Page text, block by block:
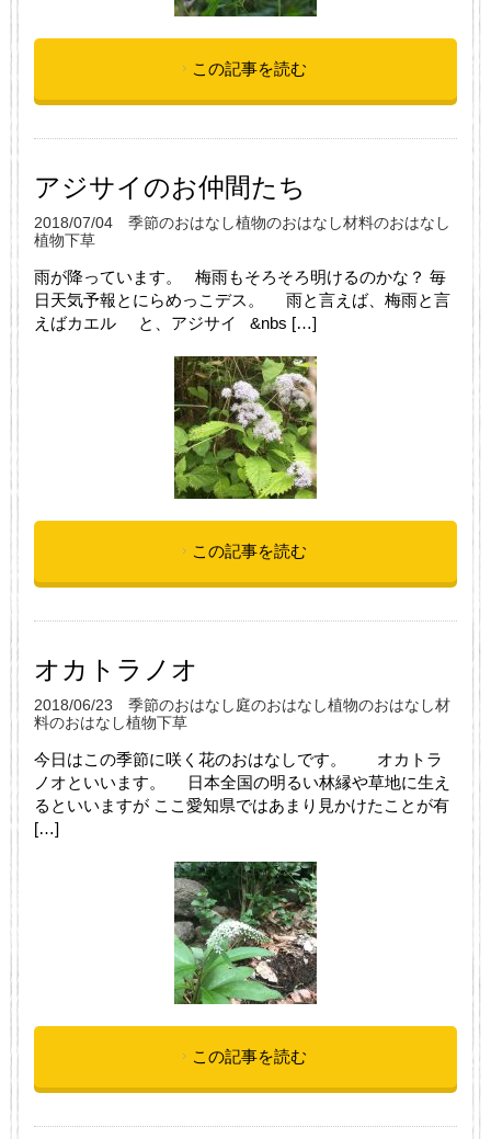
この記事を読む
アジサイのお仲間たち
2018/07/04 季節のおはなし植物のおはなし材料のおはなし
植物下草
雨が降っています。 梅雨もそろそろ明けるのかな？ 毎
日天気予報とにらめっこデス。 雨と言えば、梅雨と言
えばカエル と、アジサイ &nbs […]
この記事を読む
オカトラノオ
2018/06/23 季節のおはなし庭のおはなし植物のおはなし材
料のおはなし植物下草
今日はこの季節に咲く花のおはなしです。 オカトラ
ノオといいます。 日本全国の明るい林縁や草地に生え
るといいますが ここ愛知県ではあまり見かけたことが有
[…]
この記事を読む